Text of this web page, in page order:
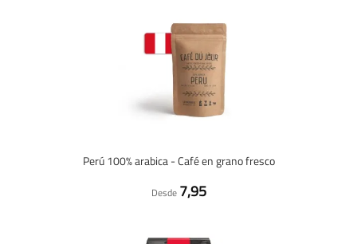
Perú 100% arabica - Café en grano fresco
Desde 7,95